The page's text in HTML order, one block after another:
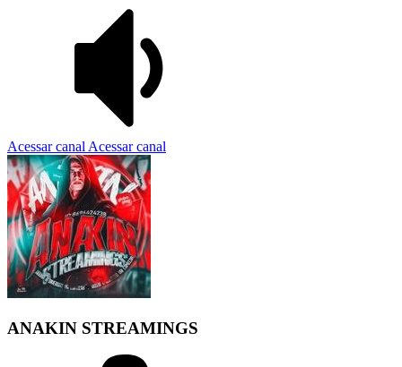
Acessar canal Acessar canal
ANAKIN STREAMINGS